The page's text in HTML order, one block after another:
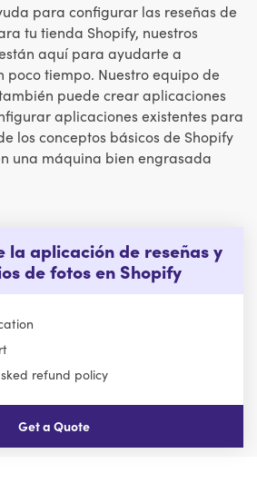
para configurar las reseñas de
tu tienda Shopify, nuestros
aquí para ayudarte a
poco tiempo. Nuestro equipo de
puede crear aplicaciones
aplicaciones existentes para
los conceptos básicos de Shopify
una máquina bien engrasada
la aplicación de reseñas y
de fotos en Shopify
refund policy
Get a Quote